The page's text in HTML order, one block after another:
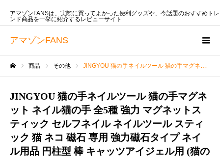
アマゾンFANS
アマゾンFANSは、実際に買ってよかった便利グッズや、今話題のおすすめトレ
ンド商品を一挙に紹介するレビューサイト
商品 その他 JINGYOU 猫の手ネイルツール 猫の手マグネット ネイル猫の手 全5種 強力 マグネットスティック セルフネイル ネイルツール スティック 猫 ネコ 磁石 専用 強力磁石タイプ ネイル用品 円柱型 棒 キャッツアイジェル用 (猫の手♡【クロ】)
JINGYOU 猫の手ネイルツール 猫の手マグネ
ット ネイル猫の手 全5種 強力 マグネットス
ティック セルフネイル ネイルツール スティ
ック 猫 ネコ 磁石 専用 強力磁石タイプ ネイ
ル用品 円柱型 棒 キャッツアイジェル用 (猫の